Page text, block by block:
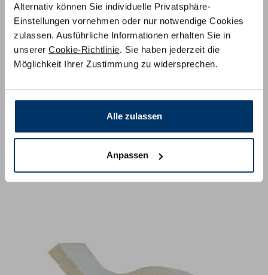
Alternativ können Sie individuelle Privatsphäre-
Einstellungen vornehmen oder nur notwendige Cookies
zulassen. Ausführliche Informationen erhalten Sie in
unserer Cookie-Richtlinie. Sie haben jederzeit die
Möglichkeit Ihrer Zustimmung zu widersprechen.
Alle zulassen
Anpassen